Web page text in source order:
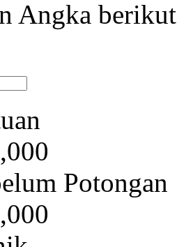
Angka berikut
Potongan